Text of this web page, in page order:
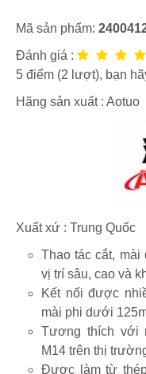
Mã sản phẩm:
Đánh giá :
5 điểm (2 lượt), bạn
Hãng sản xuất : Aotuo
Xuất xứ : Trung Quốc
Thao tác cắt, mài dũa, đánh bóng dễ dàng ở những
vị trí sâu, cao và
Kết nối được nhiều loại đế chà nhám, đĩa mài, đá
mài phi dưới
Tương thích với nhiều loại máy mài góc cầm tay
M14 trên thị
Được làm từ thép pha Crom chắc chắn, cứng rắn,